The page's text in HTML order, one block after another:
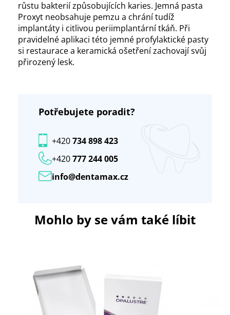
růstu bakterií způsobujících karies. Jemná pasta
Proxyt neobsahuje pemzu a chrání tudíž
implantáty i citlivou periimplantární tkáň. Při
pravidelné aplikaci této jemné profylaktické pasty
si restaurace a keramická ošetření zachovají svůj
přirozený lesk.
Potřebujete poradit?
info@dentamax.cz
+420777 244 005
+420734 898 423
Mohlo by se vám také líbit